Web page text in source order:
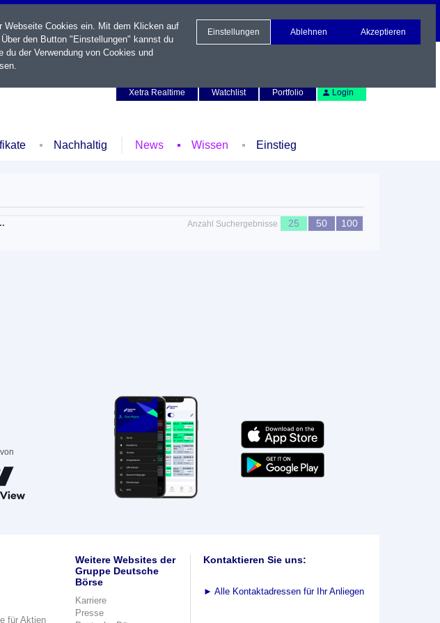
Xetra Realtime
Watchlist Portfolio Login
Nachhaltig News Wissen Einstieg
Anzahl Suchergebnisse 25 50 100
Webseite Cookies ein. Mit dem Klicken auf
den Button "Einstellungen" kannst du
der Verwendung von Cookies und
.
Einstellungen Ablehnen Akzeptieren
für Aktien
Weitere Websites der
Gruppe Deutsche
Börse
Karriere
Presse
Kontaktieren Sie uns:
► Alle Kontaktadressen für Ihr Anliegen